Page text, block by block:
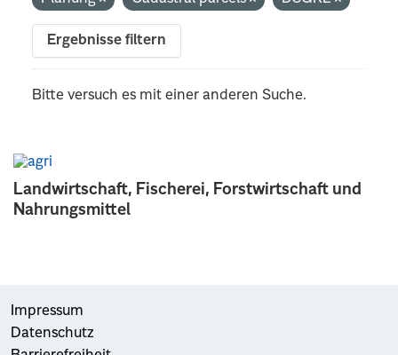
Landwirtschaft, Fischerei, Forstwirtschaft und
Nahrungsmittel
Ergebnisse filtern
Bitte versuch es mit einer anderen Suche.
Impressum
Datenschutz